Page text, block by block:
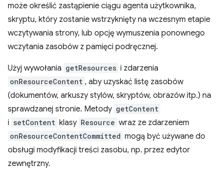
może określić zastąpienie ciągu agenta użytkownika,
skryptu, który zostanie wstrzyknięty na wczesnym etapie
wczytywania strony, lub opcję wymuszenia ponownego
wczytania zasobów z pamięci podręcznej.
Użyj wywołania getResources i zdarzenia
onResourceContent , aby uzyskać listę zasobów
(dokumentów, arkuszy stylów, skryptów, obrazów itp.) na
sprawdzanej stronie. Metody getContent
i setContent klasy Resource wraz ze zdarzeniem
onResourceContentCommitted mogą być używane do
obsługi modyfikacji treści zasobu, np. przez edytor
zewnętrzny.